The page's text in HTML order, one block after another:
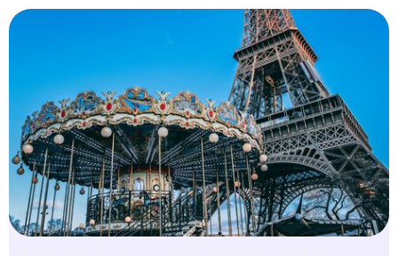
boeiende avontuur, en duik in het hart van de